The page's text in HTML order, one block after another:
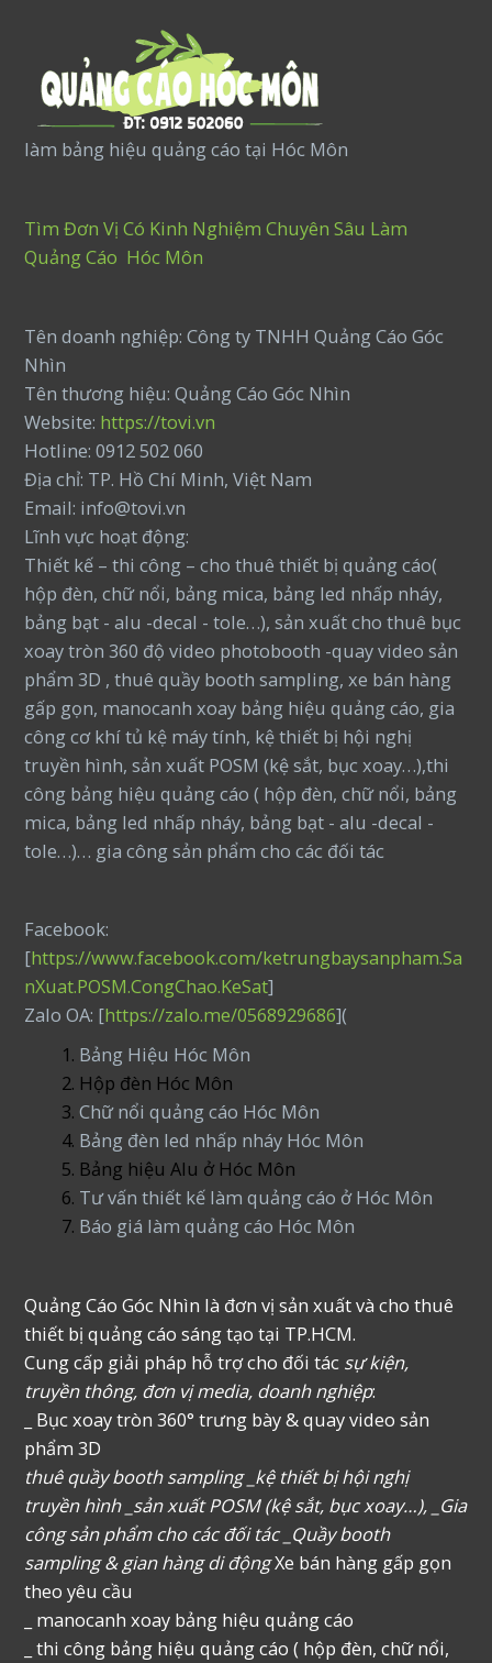
làm bảng hiệu quảng cáo tại Hóc Môn
Tìm Đơn Vị Có Kinh Nghiệm Chuyên Sâu Làm
Quảng Cáo Hóc Môn
Tên doanh nghiệp: Công ty TNHH Quảng Cáo Góc
Nhìn
Tên thương hiệu: Quảng Cáo Góc Nhìn
Website: https://tovi.vn
Hotline: 0912 502 060
Địa chỉ: TP. Hồ Chí Minh, Việt Nam
Email: info@tovi.vn
Lĩnh vực hoạt động:
Thiết kế – thi công – cho thuê thiết bị quảng cáo(
hộp đèn, chữ nổi, bảng mica, bảng led nhấp nháy,
bảng bạt - alu -decal - tole…), sản xuất cho thuê bục
xoay tròn 360 độ video photobooth -quay video sản
phẩm 3D , thuê quầy booth sampling, xe bán hàng
gấp gọn, manocanh xoay bảng hiệu quảng cáo, gia
công cơ khí tủ kệ máy tính, kệ thiết bị hội nghị
truyền hình, sản xuất POSM (kệ sắt, bục xoay…),thi
công bảng hiệu quảng cáo ( hộp đèn, chữ nổi, bảng
mica, bảng led nhấp nháy, bảng bạt - alu -decal -
tole…)… gia công sản phẩm cho các đối tác
Facebook:
[https://www.facebook.com/ketrungbaysanpham.Sa
nXuat.POSM.CongChao.KeSat]
Zalo OA: [https://zalo.me/0568929686](
Bảng Hiệu Hóc Môn
Hộp đèn Hóc Môn
Chữ nổi quảng cáo Hóc Môn
Bảng đèn led nhấp nháy Hóc Môn
Bảng hiệu Alu ở Hóc Môn
Tư vấn thiết kế làm quảng cáo ở Hóc Môn
Báo giá làm quảng cáo Hóc Môn
Quảng Cáo Góc Nhìn là đơn vị sản xuất và cho thuê
thiết bị quảng cáo sáng tạo tại TP.HCM.
Cung cấp giải pháp hỗ trợ cho đối tác sự kiện,
truyền thông, đơn vị media, doanh nghiệp:
_ Bục xoay tròn 360° trưng bày & quay video sản
phẩm 3D
thuê quầy booth sampling _kệ thiết bị hội nghị
truyền hình _sản xuất POSM (kệ sắt, bục xoay…), _Gia
công sản phẩm cho các đối tác _Quầy booth
sampling & gian hàng di độngXe bán hàng gấp gọn
theo yêu cầu
_ manocanh xoay bảng hiệu quảng cáo
_ thi công bảng hiệu quảng cáo ( hộp đèn, chữ nổi,